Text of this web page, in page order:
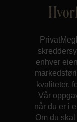
enhver
kvaliteter,
Vår
når du er i
Om du